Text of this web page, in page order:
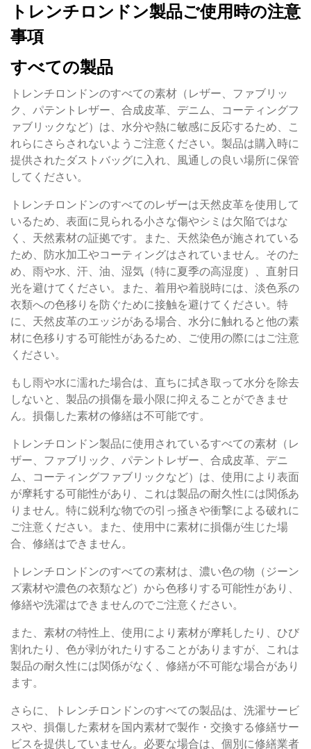
トレンチロンドン製品ご使用時の注意
事項
すべての製品
トレンチロンドンのすべての素材（レザー、ファブリッ
ク、パテントレザー、合成皮革、デニム、コーティングフ
ァブリックなど）は、水分や熱に敏感に反応するため、こ
れらにさらされないようご注意ください。製品は購入時に
提供されたダストバッグに入れ、風通しの良い場所に保管
してください。
トレンチロンドンのすべてのレザーは天然皮革を使用して
いるため、表面に見られる小さな傷やシミは欠陥ではな
く、天然素材の証拠です。また、天然染色が施されている
ため、防水加工やコーティングはされていません。そのた
め、雨や水、汗、油、湿気（特に夏季の高湿度）、直射日
光を避けてください。また、着用や着脱時には、淡色系の
衣類への色移りを防ぐために接触を避けてください。特
に、天然皮革のエッジがある場合、水分に触れると他の素
材に色移りする可能性があるため、ご使用の際にはご注意
ください。
もし雨や水に濡れた場合は、直ちに拭き取って水分を除去
しないと、製品の損傷を最小限に抑えることができませ
ん。損傷した素材の修繕は不可能です。
トレンチロンドン製品に使用されているすべての素材（レ
ザー、ファブリック、パテントレザー、合成皮革、デニ
ム、コーティングファブリックなど）は、使用により表面
が摩耗する可能性があり、これは製品の耐久性には関係あ
りません。特に鋭利な物での引っ掻きや衝撃による破れに
ご注意ください。また、使用中に素材に損傷が生じた場
合、修繕はできません。
トレンチロンドンのすべての素材は、濃い色の物（ジーン
ズ素材や濃色の衣類など）から色移りする可能性があり、
修繕や洗濯はできませんのでご注意ください。
また、素材の特性上、使用により素材が摩耗したり、ひび
割れたり、色が剥がれたりすることがありますが、これは
製品の耐久性には関係がなく、修繕が不可能な場合があり
ます。
さらに、トレンチロンドンのすべての製品は、洗濯サービ
スや、損傷した素材を国内素材で製作・交換する修繕サー
ビスを提供していません。必要な場合は、個別に修繕業者